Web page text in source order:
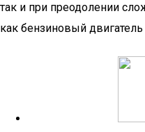
так и при преодолении
как бензиновый двигатель